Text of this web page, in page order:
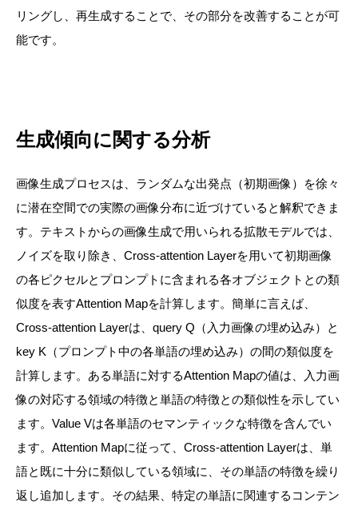
リングし、再生成することで、その部分を改善することが可
能です。
生成傾向に関する分析
画像生成プロセスは、ランダムな出発点（初期画像）を徐々
に潜在空間での実際の画像分布に近づけていると解釈できま
す。テキストからの画像生成で用いられる拡散モデルでは、
ノイズを取り除き、Cross-attention Layerを用いて初期画像
の各ピクセルとプロンプトに含まれる各オブジェクトとの類
似度を表すAttention Mapを計算します。簡単に言えば、
Cross-attention Layerは、query Q（入力画像の埋め込み）と
key K（プロンプト中の各単語の埋め込み）の間の類似度を
計算します。ある単語に対するAttention Mapの値は、入力画
像の対応する領域の特徴と単語の特徴との類似性を示してい
ます。Value Vは各単語のセマンティックな特徴を含んでい
ます。Attention Mapに従って、Cross-attention Layerは、単
語と既に十分に類似している領域に、その単語の特徴を繰り
返し追加します。その結果、特定の単語に関連するコンテン